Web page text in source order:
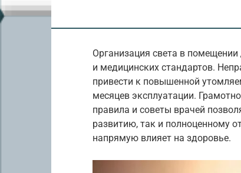
Организация света в
и медицинских стандартов.
привести к повышенной
месяцев эксплуатации.
правила и советы врачей
развитию, так и полноценному
напрямую влияет на здоровье.